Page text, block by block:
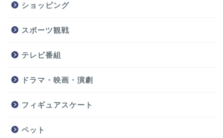
ショッピング
スポーツ観戦
テレビ番組
ドラマ・映画・演劇
フィギュアスケート
ペット